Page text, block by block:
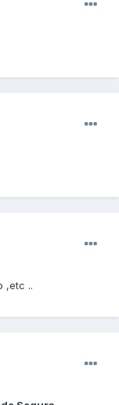
,etc ..